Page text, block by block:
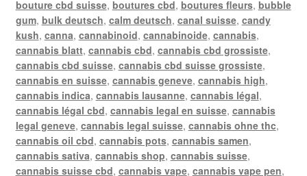
bouture cbd suisse, boutures cbd, boutures fleurs, bubble
gum, bulk deutsch, calm deutsch, canal suisse, candy
kush, canna, cannabinoid, cannabinoide, cannabis,
cannabis blatt, cannabis cbd, cannabis cbd grossiste,
cannabis cbd suisse, cannabis cbd suisse grossiste,
cannabis en suisse, cannabis geneve, cannabis high,
cannabis indica, cannabis lausanne, cannabis légal,
cannabis légal cbd, cannabis legal en suisse, cannabis
legal geneve, cannabis legal suisse, cannabis ohne thc,
cannabis oil cbd, cannabis pots, cannabis samen,
cannabis sativa, cannabis shop, cannabis suisse,
cannabis suisse cbd, cannabis vape, cannabis vape pen,